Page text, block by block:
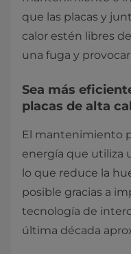
que las placas y
calor estén libres
una fuga y
Sea más
placas de alta
El mantenimiento
energía que utiliza
lo que reduce la
posible gracias a
tecnología de
última década